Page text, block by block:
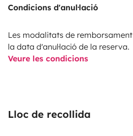
Condicions d'anul·lació
Les modalitats de
la data d'anul·lació de la reserva.
Veure les condicions
Lloc de recollida